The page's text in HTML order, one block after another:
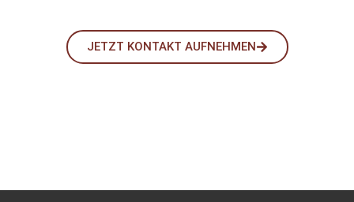
JETZT KONTAKT AUFNEHMEN